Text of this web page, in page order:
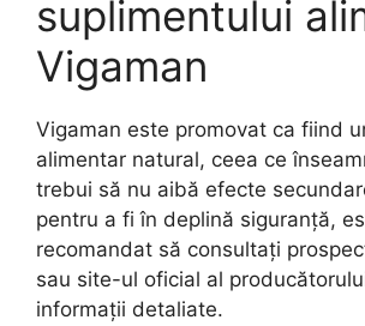
suplimentului
Vigaman
Vigaman este promovat ca fiind
alimentar natural, ceea ce
trebui să nu aibă efecte
pentru a fi în deplină siguranță,
recomandat să consultați
sau site-ul oficial al
informații detaliate.